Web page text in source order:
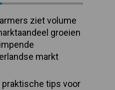
ziet volume
groeien
markt
praktische tips voor